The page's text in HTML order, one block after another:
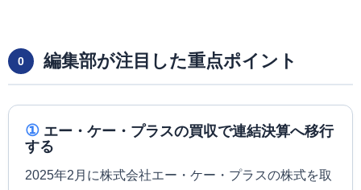
0 編集部が注目した重点ポイント
① エー・ケー・プラスの買収で連結決算へ移行
する
2025年2月に株式会社エー・ケー・プラスの株式を取